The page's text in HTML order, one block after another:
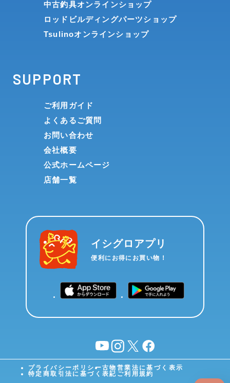
中古釣具オンラインショップ
ロッドビルディングパーツショップ
Tsulinoオンラインショップ
SUPPORT
ご利用ガイド
よくあるご質問
お問い合わせ
会社概要
公式ホームページ
店舗一覧
イシグロアプリ
便利にお得にお買い物！
YouTubeinstagram
X facebook
プライバシーポリシー古物営業法に基づく表示
特定商取引法に基づく表記 ご利用規約